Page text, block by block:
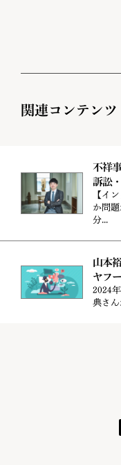
関連コンテンツ
不祥
訴訟
【イ
か問
分...
山本
ヤフ
2024
典さ